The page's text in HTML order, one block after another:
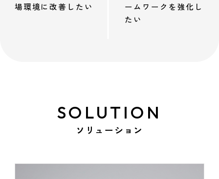
場環境に改善したい
ームワークを強化し
たい
SOLUTION
ソリューション